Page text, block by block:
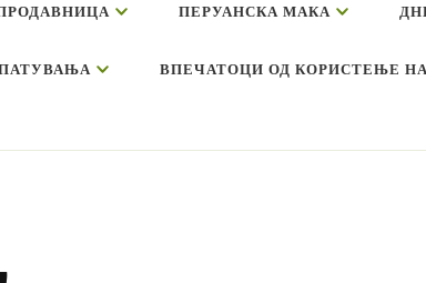
ПЕРУАНСКА МАКА
ВПЕЧАТОЦИ ОД КОРИСТЕЊЕ